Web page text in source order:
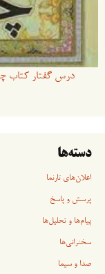
درس گفتار کتاب
دسته‌ها
اعلان‌های تارنما
پرسش و پاسخ
پیام‌ها و تحلیل‌ها
سخنرانی‏‏‌ها
صدا و سیما